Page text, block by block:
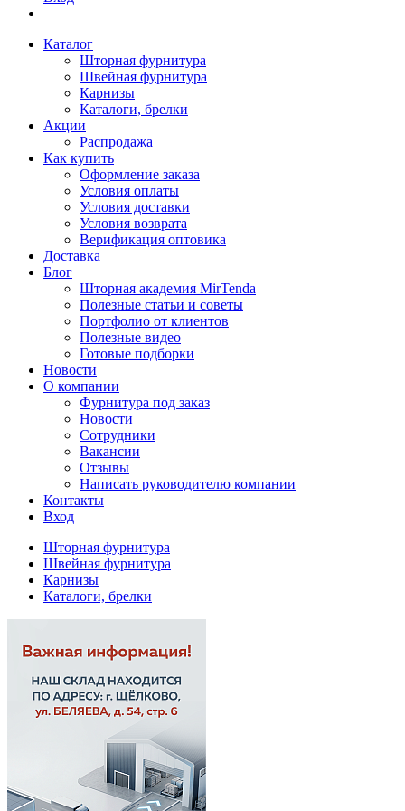
Каталог
Шторная фурнитура
Швейная фурнитура
Карнизы
Каталоги, брелки
Акции
Распродажа
Как купить
Оформление заказа
Условия оплаты
Условия доставки
Условия возврата
Верификация оптовика
Доставка
Блог
Шторная академия MirTenda
Полезные статьи и советы
Портфолио от клиентов
Полезные видео
Готовые подборки
Новости
О компании
Фурнитура под заказ
Новости
Сотрудники
Вакансии
Отзывы
Написать руководителю компании
Контакты
Вход
Шторная фурнитура
Швейная фурнитура
Карнизы
Каталоги, брелки